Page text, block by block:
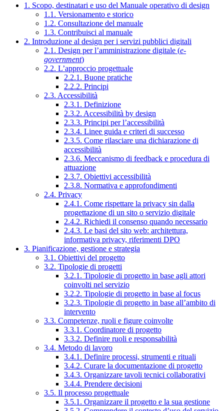
1. Scopo, destinatari e uso del Manuale operativo di design
1.1. Versionamento e storico
1.2. Consultazione del manuale
1.3. Contribuisci al manuale
2. Introduzione al design per i servizi pubblici digitali
2.1. Design per l’amministrazione digitale (e-
government)
2.2. L’approccio progettuale
2.2.1. Buone pratiche
2.2.2. Principi
2.3. Accessibilità
2.3.1. Definizione
2.3.2. Accessibilità by design
2.3.3. Principi per l’accessibilità
2.3.4. Linee guida e criteri di successo
2.3.5. Come rilasciare una dichiarazione di
accessibilità
2.3.6. Meccanismo di feedback e procedura di
attuazione
2.3.7. Obiettivi accessibilità
2.3.8. Normativa e approfondimenti
2.4. Privacy
2.4.1. Come rispettare la privacy sin dalla
progettazione di un sito o servizio digitale
2.4.2. Richiedi il consenso quando necessario
2.4.3. Le basi del sito web: architettura,
informativa privacy, riferimenti DPO
3. Pianificazione, gestione e strategia
3.1. Obiettivi del progetto
3.2. Tipologie di progetti
3.2.1. Tipologie di progetto in base agli attori
coinvolti nel servizio
3.2.2. Tipologie di progetto in base al focus
3.2.3. Tipologie di progetto in base all’ambito di
intervento
3.3. Competenze, ruoli e figure coinvolte
3.3.1. Coordinatore di progetto
3.3.2. Definire ruoli e responsabilità
3.4. Metodo di lavoro
3.4.1. Definire processi, strumenti e rituali
3.4.2. Curare la documentazione di progetto
3.4.3. Organizzare tavoli tecnici collaborativi
3.4.4. Prendere decisioni
3.5. Il processo progettuale
3.5.1. Organizzare il progetto e la sua gestione